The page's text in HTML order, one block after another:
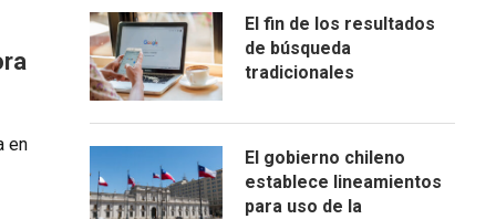
en
El fin de los resultados
de búsqueda
tradicionales
El gobierno chileno
establece lineamientos
para uso de la